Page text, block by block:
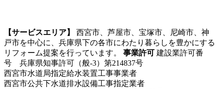
【サービスエリア】
西宮市、芦屋市、宝塚市、尼崎市、神
戸市を中心に、兵庫県下の各市にわたり暮らしを豊かにする
リフォーム提案を行っています。 事業許可 建設業許可番
号 兵庫県知事許可（般-3）第214837号
西宮市水道局指定給水装置工事事業者
西宮市公共下水道排水設備工事指定業者